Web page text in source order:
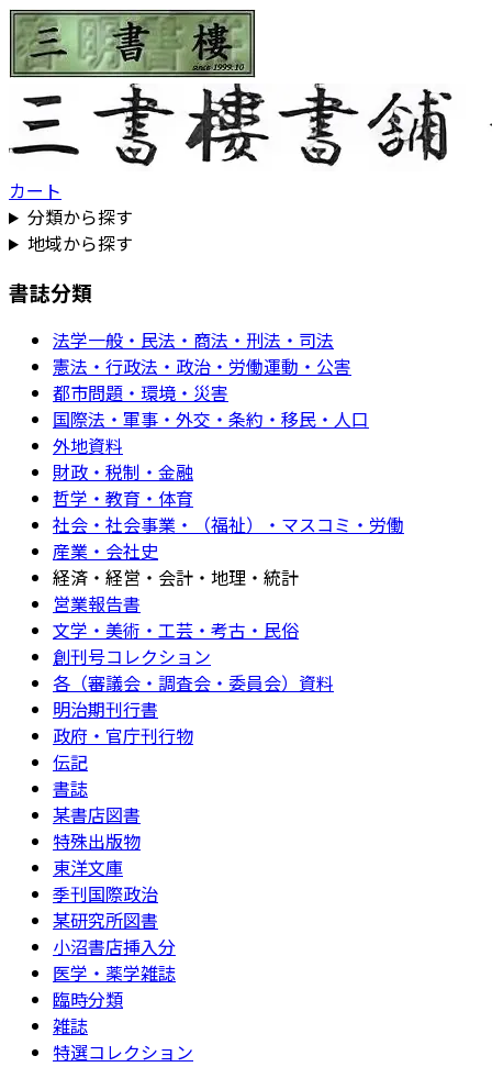
カート
分類から探す
地域から探す
書誌分類
法学一般・民法・商法・刑法・司法
憲法・行政法・政治・労働運動・公害
都市問題・環境・災害
国際法・軍事・外交・条約・移民・人口
外地資料
財政・税制・金融
哲学・教育・体育
社会・社会事業・（福祉）・マスコミ・労働
産業・会社史
経済・経営・会計・地理・統計
営業報告書
文学・美術・工芸・考古・民俗
創刊号コレクション
各（審議会・調査会・委員会）資料
明治期刊行書
政府・官庁刊行物
伝記
書誌
某書店図書
特殊出版物
東洋文庫
季刊国際政治
某研究所図書
小沼書店挿入分
医学・薬学雑誌
臨時分類
雑誌
特選コレクション